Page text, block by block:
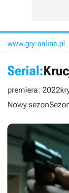
www.gry-online.pl
Serial:
premiera: 2022
Nowy sezon